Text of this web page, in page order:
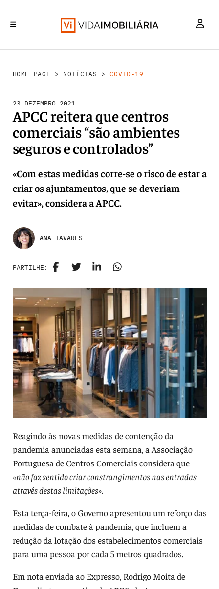
HOME PAGE > NOTÍCIAS > COVID-19
23 DEZEMBRO 2021
APCC reitera que centros
comerciais “são ambientes
seguros e controlados”
«Com estas medidas corre-se o risco de estar a
criar os ajuntamentos, que se deveriam
evitar», considera a APCC.
ANA TAVARES
PARTILHE:
Reagindo às novas medidas de contenção da
pandemia anunciadas esta semana, a Associação
Portuguesa de Centros Comerciais considera que
«não faz sentido criar constrangimentos nas entradas
através destas limitações».
Esta terça-feira, o Governo apresentou um reforço das
medidas de combate à pandemia, que incluem a
redução da lotação dos estabelecimentos comerciais
para uma pessoa por cada 5 metros quadrados.
Em nota enviada ao Expresso, Rodrigo Moita de